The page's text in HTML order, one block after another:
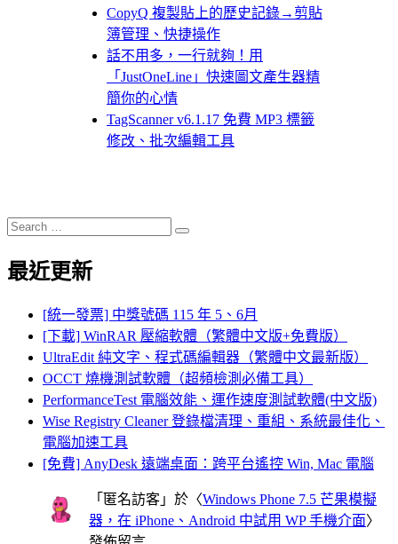
CopyQ 複製貼上的歷史記錄→剪貼
簿管理、快捷操作
話不用多，一行就夠！用
「JustOneLine」快速圖文產生器精
簡你的心情
TagScanner v6.1.17 免費 MP3 標籤
修改、批次編輯工具
Search
for:
Search
最近更新
[統一發票] 中獎號碼 115 年 5、6月
[下載] WinRAR 壓縮軟體（繁體中文版+免費版）
UltraEdit 純文字、程式碼編輯器（繁體中文最新版）
OCCT 燒機測試軟體（超頻檢測必備工具）
PerformanceTest 電腦效能、運作速度測試軟體(中文版)
Wise Registry Cleaner 登錄檔清理、重組、系統最佳化、
電腦加速工具
[免費] AnyDesk 遠端桌面：跨平台遙控 Win, Mac 電腦
「 匿名訪客 」於〈Windows Phone 7.5 芒果模擬
器，在 iPhone、Android 中試用 WP 手機介面〉